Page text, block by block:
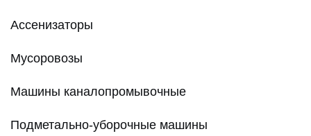
Ассенизаторы
Мусоровозы
Машины каналопромывочные
Подметально-уборочные машины